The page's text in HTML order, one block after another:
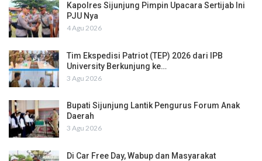
Kapolres Sijunjung Pimpin Upacara Sertijab Ini
PJU Nya
4 Agu 2026
Tim Ekspedisi Patriot (TEP) 2026 dari IPB
University Berkunjung ke…
3 Agu 2026
Bupati Sijunjung Lantik Pengurus Forum Anak
Daerah
3 Agu 2026
Di Car Free Day, Wabup dan Masyarakat